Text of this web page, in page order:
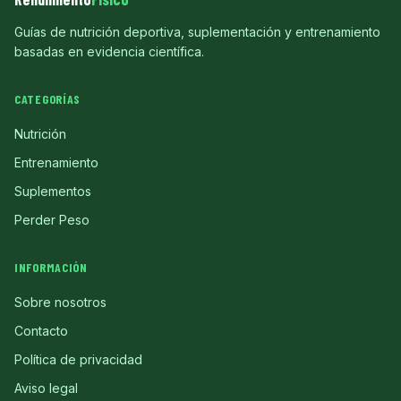
Guías de nutrición deportiva, suplementación y entrenamiento
basadas en evidencia científica.
CATEGORÍAS
Nutrición
Entrenamiento
Suplementos
Perder Peso
INFORMACIÓN
Sobre nosotros
Contacto
Política de privacidad
Aviso legal